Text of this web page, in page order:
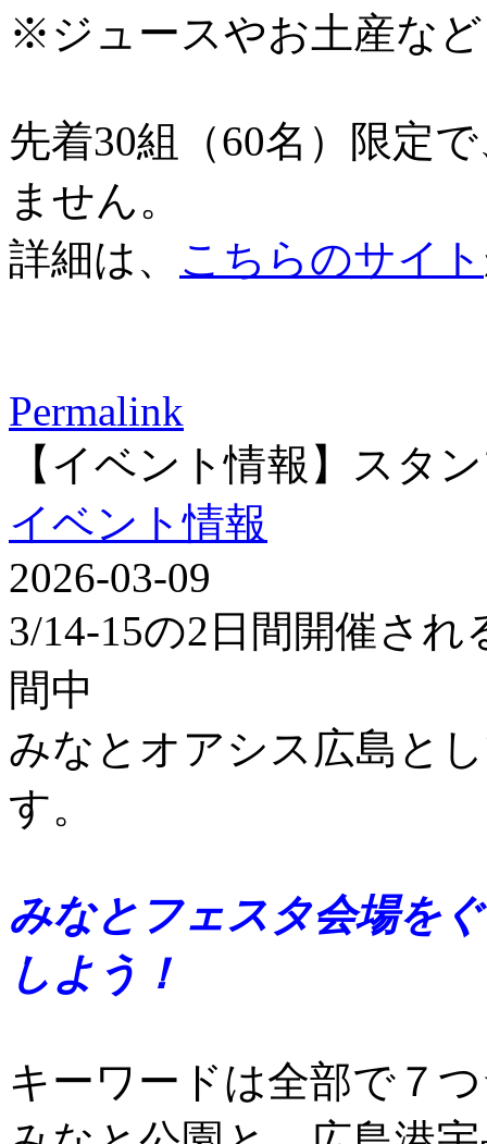
※ジュースやお土産な
先着30組（60名）限定
ません。
詳細は、 こちらのサイト
Permalink
【イベント情報】スタ
イベント情報
2026-03-09
3/14-15の2日間開催さ
間中
みなとオアシス広島と
す。
みなとフェスタ会場を
しよう！
キーワードは全部